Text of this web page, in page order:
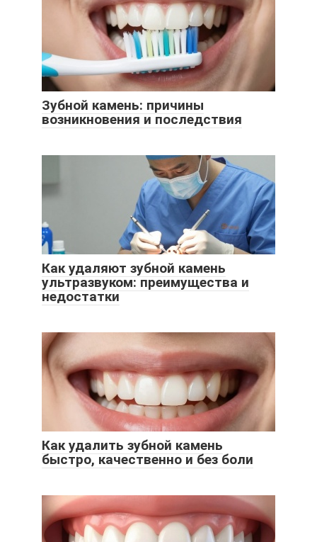
Зубной камень: причины
возникновения и последствия
Как удаляют зубной камень
ультразвуком: преимущества и
недостатки
Как удалить зубной камень
быстро, качественно и без боли